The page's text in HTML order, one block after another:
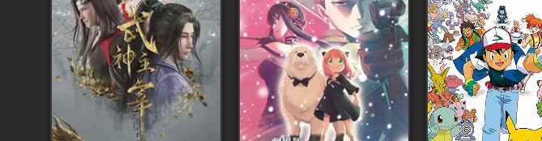
Tập 9
Tập 10
Tập 11
Tập 12
Tập 13